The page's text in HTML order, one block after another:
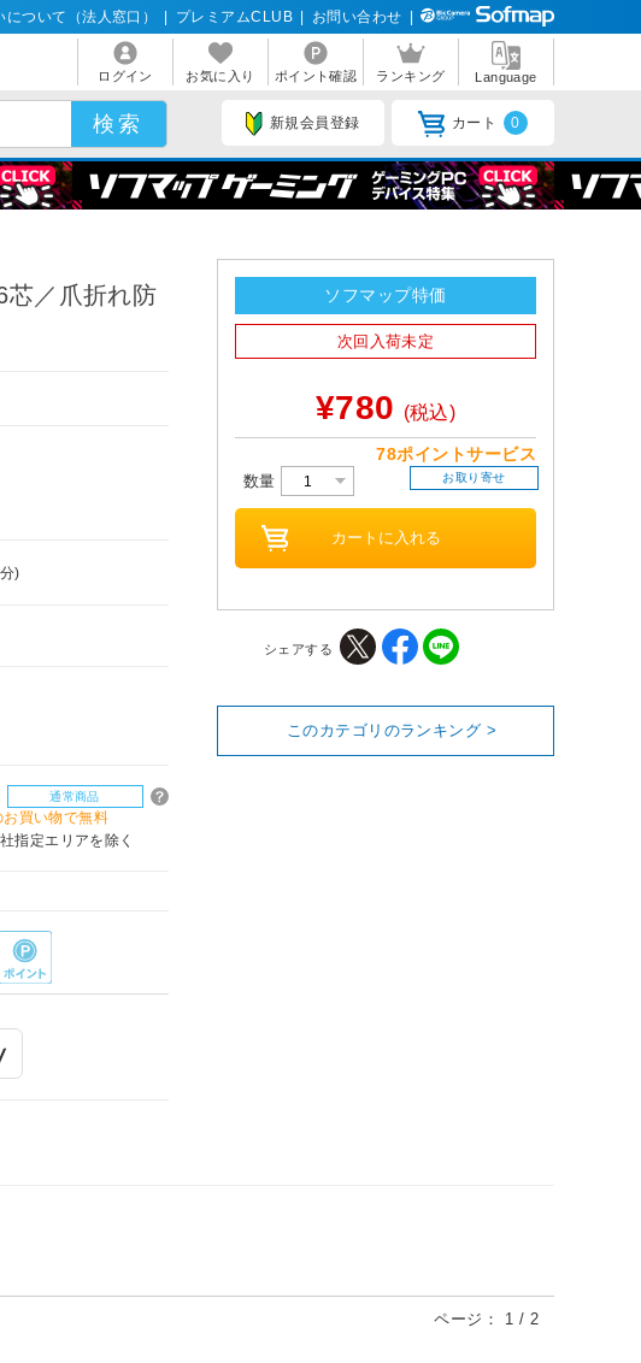
について（法人窓口） プレミアムCLUB お問い合わせ
ログイン お気に入り ポイント確認 ランキング Language
新規会員登録 カート 0
芯／爪折れ防
)
通常商品
買い物で無料
指定エリアを除く
ソフマップ特価
次回入荷未定
¥780 (税込)
78ポイントサービス
数量 お取り寄せ
シェアする
このカテゴリのランキング >
ページ： 1 / 2